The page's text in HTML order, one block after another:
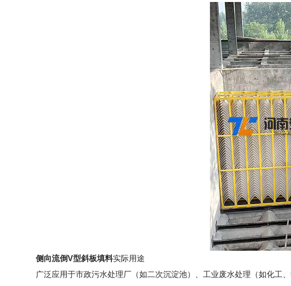
侧向流倒V型斜板填料实际用途
广泛应用于市政污水处理厂（如二次沉淀池）、工业废水处理（如化工